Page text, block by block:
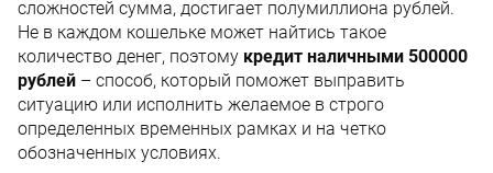
сложностей сумма, достигает полумиллиона рублей.
Не в каждом кошельке может найтись такое
количество денег, поэтому кредит наличными 500000
рублей – способ, который поможет выправить
ситуацию или исполнить желаемое в строго
определенных временных рамках и на четко
обозначенных условиях.